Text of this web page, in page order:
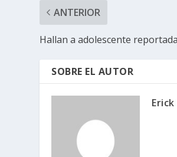
ANTERIOR
Hallan a adolescente
SOBRE EL AUTOR